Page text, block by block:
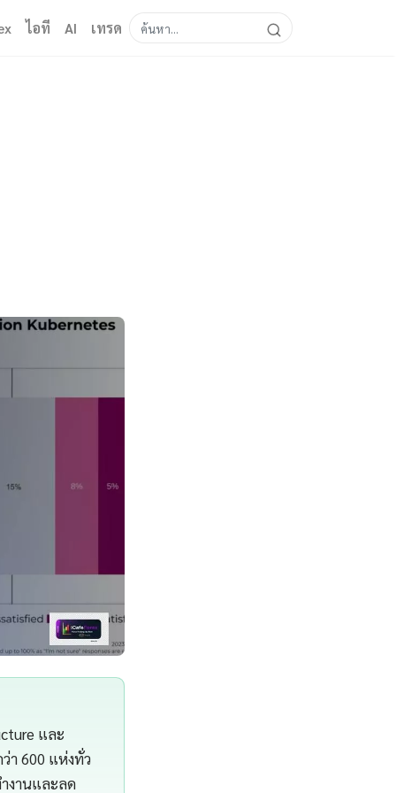
ไอที AI เทรด
และ
า 600 แห่งทั่ว
งานและลด